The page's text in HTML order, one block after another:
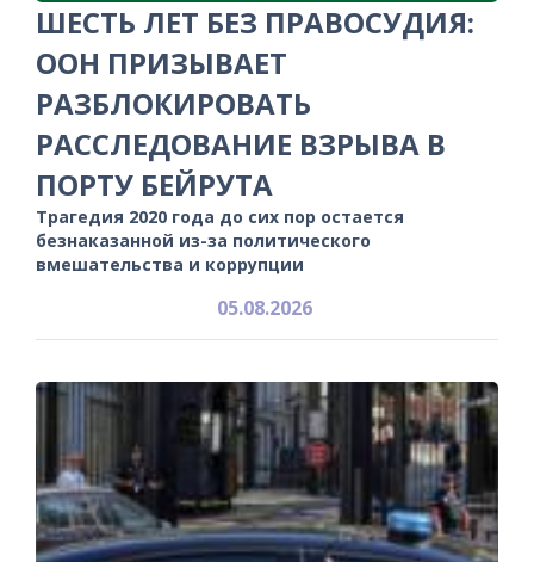
ШЕСТЬ ЛЕТ БЕЗ ПРАВОСУДИЯ:
ООН ПРИЗЫВАЕТ
РАЗБЛОКИРОВАТЬ
РАССЛЕДОВАНИЕ ВЗРЫВА В
ПОРТУ БЕЙРУТА
Трагедия 2020 года до сих пор остается
безнаказанной из-за политического
вмешательства и коррупции
05.08.2026